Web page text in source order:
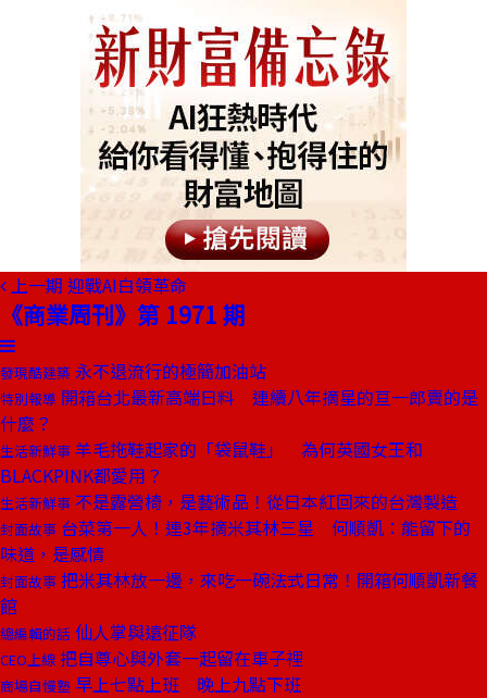
上一期 迎戰AI白領革命
《商業周刊》第 1971 期
發現酷建築 永不退流行的極簡加油站
特別報導 開箱台北最新高端日料 連續八年摘星的亘一郎賣的是
什麼？
生活新鮮事 羊毛拖鞋起家的「袋鼠鞋」 為何英國女王和
BLACKPINK都愛用？
生活新鮮事 不是露營椅，是藝術品！從日本紅回來的台灣製造
封面故事 台菜第一人！連3年摘米其林三星 何順凱：能留下的
味道，是感情
封面故事 把米其林放一邊，來吃一碗法式日常！開箱何順凱新餐
館
總編輯的話 仙人掌與遠征隊
CEO上線 把自尊心與外套一起留在車子裡
商場自慢塾 早上七點上班 晚上九點下班